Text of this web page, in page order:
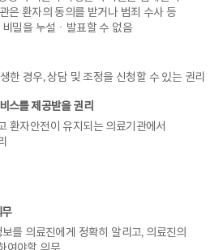
은 환자의 동의를 받거나 범죄 수사 등
밀을 누설ㆍ발표할 수 없음
한 경우, 상담 및 조정을 신청할 수 있는 권리
스를 제공받을 권리
환자안전이 유지되는 의료기관에서
무
를 의료진에게 정확히 알리고, 의료진의